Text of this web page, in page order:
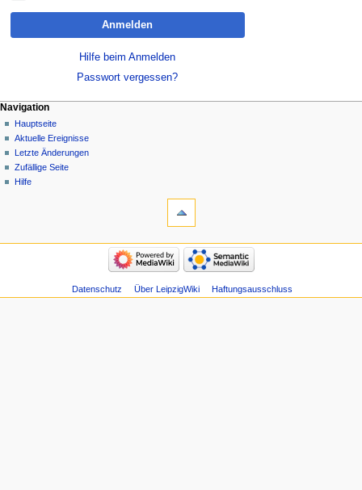
Anmelden
Hilfe beim Anmelden
Passwort vergessen?
Navigation
Hauptseite
Aktuelle Ereignisse
Letzte Änderungen
Zufällige Seite
Hilfe
Datenschutz Über LeipzigWiki Haftungsausschluss